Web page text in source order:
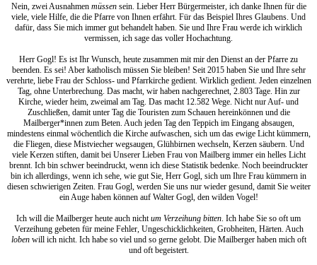
Nein, zwei Ausnahmen müssensein. Lieber Herr Bürgermeister, ich danke Ihnen für die
viele, viele Hilfe, die die Pfarre von Ihnen erfährt. Für das Beispiel Ihres Glaubens. Und
dafür, dass Sie mich immer gut behandelt haben. Sie und Ihre Frau werde ich wirklich
vermissen, ich sage das voller Hochachtung.
Herr Gogl! Es ist Ihr Wunsch, heute zusammen mit mir den Dienst an der Pfarre zu
beenden. Es sei! Aber katholisch müssen Sie bleiben! Seit 2015 haben Sie und Ihre sehr
verehrte, liebe Frau der Schloss- und Pfarrkirche gedient. Wirklich gedient. Jeden einzelnen
Tag, ohne Unterbrechung. Das macht, wir haben nachgerechnet, 2.803 Tage. Hin zur
Kirche, wieder heim, zweimal am Tag. Das macht 12.582 Wege. Nicht nur Auf- und
Zuschließen, damit unter Tag die Touristen zum Schauen hereinkönnen und die
Mailberger*innen zum Beten. Auch jeden Tag den Teppich im Eingang absaugen,
mindestens einmal wöchentlich die Kirche aufwaschen, sich um das ewige Licht kümmern,
die Fliegen, diese Mistviecher wegsaugen, Glühbirnen wechseln, Kerzen säubern. Und
viele Kerzen stiften, damit bei Unserer Lieben Frau von Mailberg immer ein helles Licht
brennt. Ich bin schwer beeindruckt, wenn ich diese Statistik bedenke. Noch beeindruckter
bin ich allerdings, wenn ich sehe, wie gut Sie, Herr Gogl, sich um Ihre Frau kümmern in
diesen schwierigen Zeiten. Frau Gogl, werden Sie uns nur wieder gesund, damit Sie weiter
ein Auge haben können auf Walter Gogl, den wilden Vogel!
Ich will die Mailberger heute auch nicht um Verzeihung bitten . Ich habe Sie so oft um
Verzeihung gebeten für meine Fehler, Ungeschicklichkeiten, Grobheiten, Härten. Auch
lobenwill ich nicht. Ich habe so viel und so gerne gelobt. Die Mailberger haben mich oft
und oft begeistert.